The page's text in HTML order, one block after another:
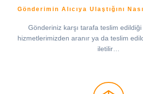
Gönderimin Alıcıya Ulaştığını
Gönderiniz karşı tarafa teslim
hizmetlerimizden aranır ya da teslim
iletilir…